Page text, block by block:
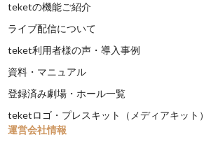
teketの機能ご紹介
ライブ配信について
teket利用者様の声・導入事例
資料・マニュアル
登録済み劇場・ホール一覧
teketロゴ・プレスキット（メディアキット）
運営会社情報